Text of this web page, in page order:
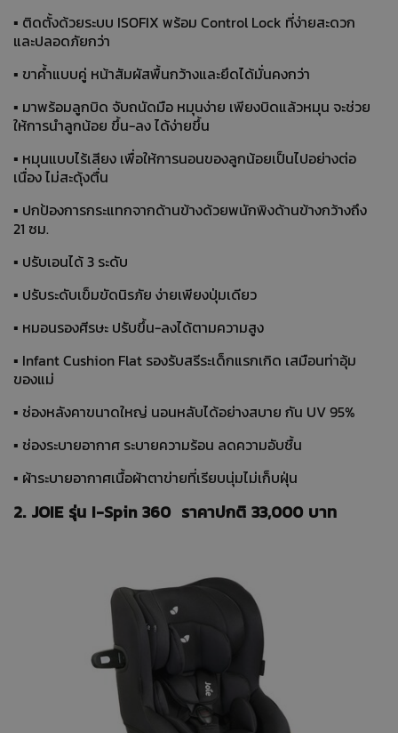
▪ ติดตั้งด้วยระบบ ISOFIX พร้อม Control Lock ที่ง่ายสะดวก
และปลอดภัยกว่า
▪ ขาค้ำแบบคู่ หน้าสัมผัสพื้นกว้างและยึดได้มั่นคงกว่า
▪ มาพร้อมลูกบิด จับถนัดมือ หมุนง่าย เพียงบิดแล้วหมุน จะช่วย
ให้การนำลูกน้อย ขึ้น-ลง ได้ง่ายขึ้น
▪ หมุนแบบไร้เสียง เพื่อให้การนอนของลูกน้อยเป็นไปอย่างต่อ
เนื่อง ไม่สะดุ้งตื่น
▪ ปกป้องการกระแทกจากด้านข้างด้วยพนักพิงด้านข้างกว้างถึง
21 ซม.
▪ ปรับเอนได้ 3 ระดับ
▪ ปรับระดับเข็มขัดนิรภัย ง่ายเพียงปุ่มเดียว
▪ หมอนรองศีรษะ ปรับขึ้น-ลงได้ตามความสูง
▪ Infant Cushion Flat รองรับสรีระเด็กแรกเกิด เสมือนท่าอุ้ม
ของแม่
▪ ช่องหลังคาขนาดใหญ่ นอนหลับได้อย่างสบาย กัน UV 95%
▪ ช่องระบายอากาศ ระบายความร้อน ลดความอับชื้น
▪ ผ้าระบายอากาศเนื้อผ้าตาข่ายที่เรียบนุ่มไม่เก็บฝุ่น
2. JOIE รุ่น I-Spin 360 ราคาปกติ 33,000 บาท